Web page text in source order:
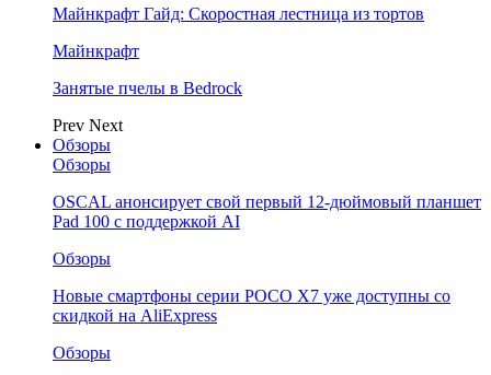
Майнкрафт Гайд: Скоростная лестница из тортов
Майнкрафт
Занятые пчелы в Bedrock
Prev Next
Обзоры
Обзоры
OSCAL анонсирует свой первый 12-дюймовый планшет
Pad 100 с поддержкой AI
Обзоры
Новые смартфоны серии POCO X7 уже доступны со
скидкой на AliExpress
Обзоры